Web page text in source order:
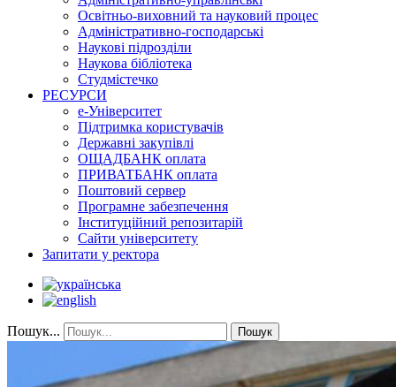
Освітньо-виховний та науковий процес
Адміністративно-господарські
Наукові підрозділи
Наукова бібліотека
Студмістечко
РЕСУРСИ
е-Університет
Підтримка користувачів
Державні закупівлі
ОЩАДБАНК оплата
ПРИВАТБАНК оплата
Поштовий сервер
Програмне забезпечення
Інституційний репозитарій
Сайти університету
Запитати у ректора
Пошук... Пошук